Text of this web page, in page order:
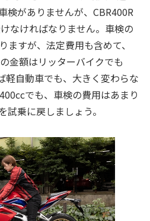
検がありませんが、CBR400R
なければなりません。車検の
ますが、法定費用も含めて、
金額はリッターバイクでも
軽自動車でも、大きく変わらな
でも、車検の費用はあまり
試乗に戻しましょう。